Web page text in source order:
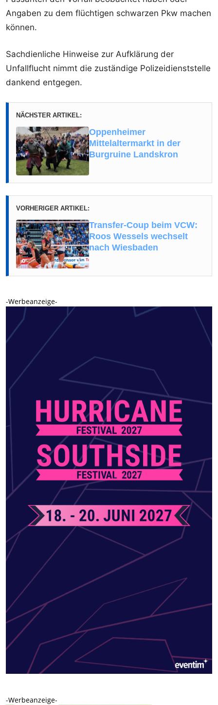
Angaben zu dem flüchtigen schwarzen Pkw machen
können.
Sachdienliche Hinweise zur Aufklärung der
Unfallflucht nimmt die zuständige Polizeidienststelle
dankend entgegen.
NÄCHSTER ARTIKEL:
Oppenheimer
Mittelaltermarkt in der
Burgruine Landskron
VORHERIGER ARTIKEL:
Transfer-Coup beim VCW:
Roos Wessels wechselt
nach Wiesbaden
-Werbeanzeige-
-Werbeanzeige-